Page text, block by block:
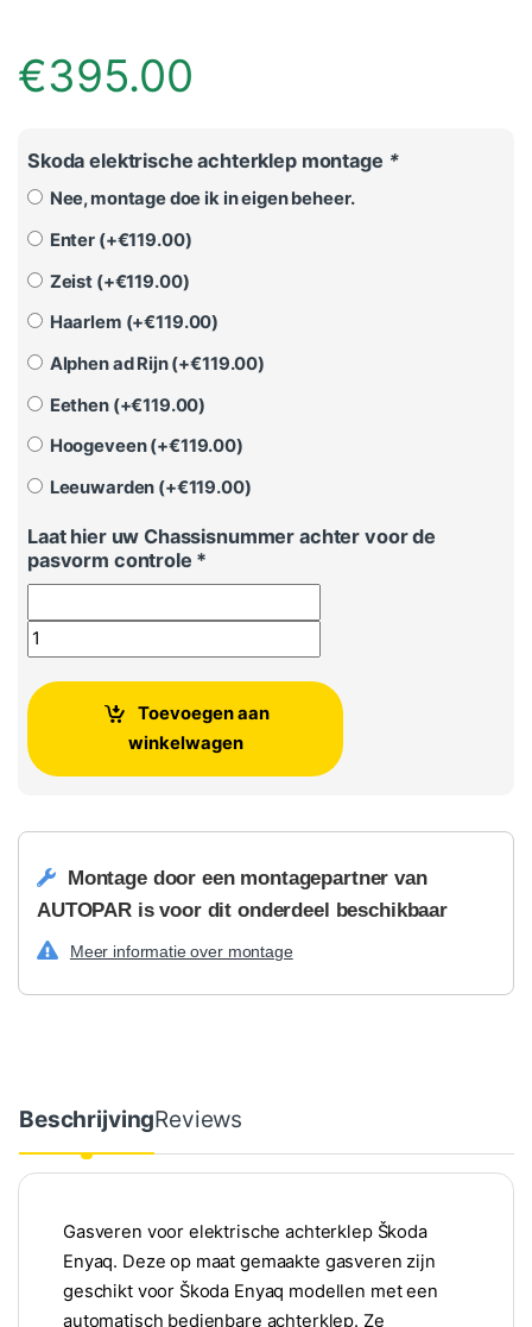
€395.00
Skoda elektrische achterklep montage *
Nee, montage doe ik in eigen beheer.
Enter (+€119.00)
Zeist (+€119.00)
Haarlem (+€119.00)
Alphen ad Rijn (+€119.00)
Eethen (+€119.00)
Hoogeveen (+€119.00)
Leeuwarden (+€119.00)
Laat hier uw Chassisnummer achter voor de
pasvorm controle *
Škoda Enyaq elektrische achterklepveren aantal
Toevoegen aan
winkelwagen
Montage door een montagepartner van
AUTOPAR is voor dit onderdeel beschikbaar
Meer informatie over montage
BeschrijvingReviews
Gasveren voor elektrische achterklep Škoda
Enyaq. Deze op maat gemaakte gasveren zijn
geschikt voor Škoda Enyaq modellen met een
automatisch bedienbare achterklep. Ze